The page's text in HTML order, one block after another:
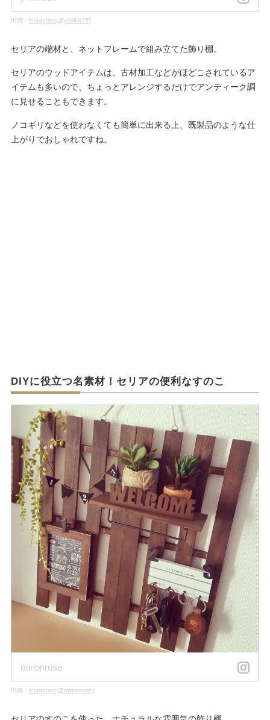
出典： instagram(@yriiiiik815)
セリアの端材と、ネットフレームで組み立てた飾り棚。
セリアのウッドアイテムは、古材加工などがほどこされているア
イテムも多いので、ちょっとアレンジするだけでアンティーク調
に見せることもできます。
ノコギリなどを使わなくても簡単に出来る上、既製品のような仕
上がりでおしゃれですね。
DIYに役立つ名素材！セリアの便利なすのこ
mirionrose
出典： instagram(@mirionrose)